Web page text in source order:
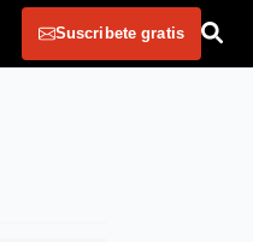
Suscribete gratis